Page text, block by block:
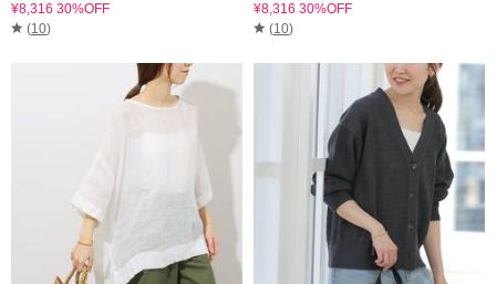
¥8,316 30%OFF
(10)
¥8,316 30%OFF
(10)